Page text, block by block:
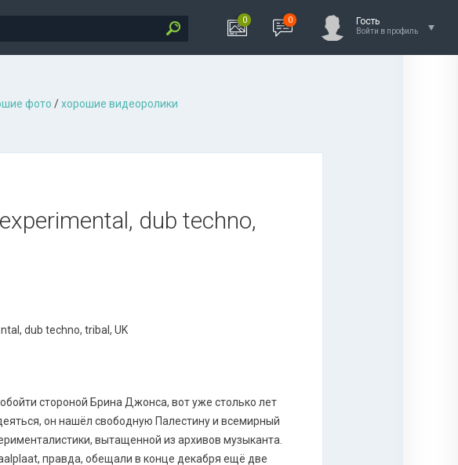
0 0 Гость
Войти в профиль
фото /хорошие видеоролики
dub techno,
стороной Брина Джонса, вот уже столько лет
он нашёл свободную Палестину и всемирный
вытащенной из архивов музыканта.
правда, обещали в конце декабря ещё две